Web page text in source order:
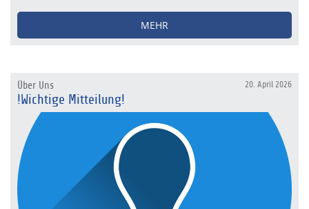
MEHR
20. April 2026
Über Uns
!Wichtige Mitteilung!